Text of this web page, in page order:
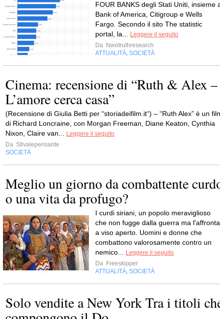
FOUR BANKS degli Stati Uniti, insieme
Bank of America, Citigroup e Wells
Fargo. Secondo il sito The statistic
portal, la...
Leggere il seguito
Da Nwotruthresearch
ATTUALITÀ SOCIETÀ
Cinema: recensione di “Ruth & Alex –
L’amore cerca casa”
(Recensione di Giulia Betti per “storiadeifilm.it“) – “Ruth Alex” è un
di Richard Loncraine, con Morgan Freeman, Diane Keaton, Cynthia
Nixon, Claire van...
Leggere il seguito
Da Stivalepensante
SOCIETÀ
Meglio un giorno da combattente
o una vita da profugo?
I curdi siriani, un popolo meraviglioso
che non fugge dalla guerra ma l'affronta
a viso aperto. Uomini e donne che
combattono valorosamente contro un
nemico...
Leggere il seguito
Da Freeskipper
ATTUALITÀ SOCIETÀ
Solo vendite a New York Tra i titoli